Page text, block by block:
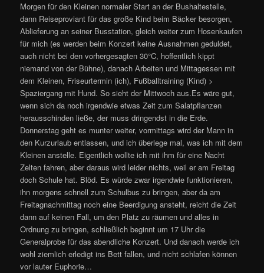
Morgen für den Kleinen normaler Start an der Bushaltestelle,
dann Reiseproviant für das große Kind beim Bäcker besorgen,
Ablieferung an seiner Busstation, gleich weiter zum Hosenkaufen
für mich (es werden beim Konzert keine Ausnahmen geduldet,
auch nicht bei den vorhergesagten 30°C, hoffentlich kippt
niemand von der Bühne), danach Arbeiten und Mittagessen mit
dem Kleinen, Friseurtermin (ich), Fußballtraining (Kind) >
Spaziergang mit Hund. So sieht der Mittwoch aus.Es wäre gut,
wenn sich da noch irgendwie etwas Zeit zum Salatpflanzen
herausschinden ließe, der muss dringendst in die Erde.
Donnerstag geht es munter weiter, vormittags wird der Mann in
den Kurzurlaub entlassen, und ich überlege mal, was ich mit dem
Kleinen anstelle. Eigentlich wollte ich mit ihm für eine Nacht
Zelten fahren, aber daraus wird leider nichts, weil er am Freitag
doch Schule hat. Blöd. Es würde zwar irgendwie funktionieren,
ihn morgens schnell zum Schulbus zu bringen, aber da am
Freitagnachmittag noch eine Beerdigung ansteht, reicht die Zeit
dann auf keinen Fall, um den Platz zu räumen und alles in
Ordnung zu bringen, schließlich beginnt um 17 Uhr die
Generalprobe für das abendliche Konzert. Und danach werde ich
wohl ziemlich erledigt ins Bett fallen, und nicht schlafen können
vor lauter Euphorie…